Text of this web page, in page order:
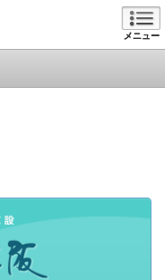
メニュー